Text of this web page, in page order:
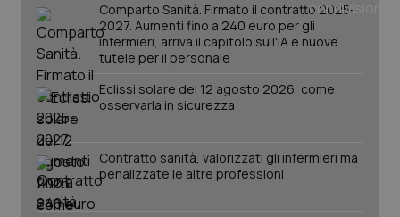
Comparto Sanità. Firmato il contratto 2025-
2027. Aumenti fino a 240 euro per gli
infermieri, arriva il capitolo sull'IA e nuove
tutele per il personale
Eclissi solare del 12 agosto 2026, come
osservarla in sicurezza
Contratto sanità, valorizzati gli infermieri ma
penalizzate le altre professioni
PHPSESSID
PHP.net
www.quotidianosanita.it